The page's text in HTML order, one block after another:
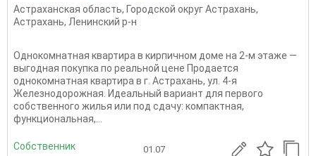
Астраханская область, Городской округ Астрахань,
Астрахань, Ленинский р-н
Однокомнатная квартира в кирпичном доме на 2-м этаже —
выгодная покупка по реальной цене Продается
однокомнатная квартира в г. Астрахань, ул. 4-я
Железнодорожная. Идеальный вариант для первого
собственного жилья или под сдачу: компактная,
функциональная,...
Собственник 01.07